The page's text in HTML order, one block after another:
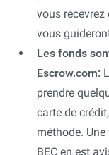
vous
vous
Les fonds
Escrow.com:
prendre
carte de
méthode.
BEC en est